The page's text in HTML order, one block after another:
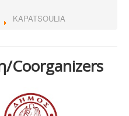
KAPATSOULIA
Coorganizers